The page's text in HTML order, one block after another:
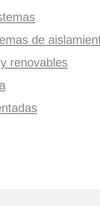
de
renovables